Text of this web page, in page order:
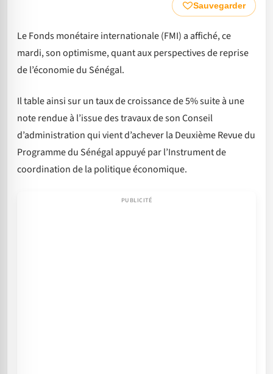
Sauvegarder
Le Fonds monétaire internationale (FMI) a affiché, ce
mardi, son optimisme, quant aux perspectives de reprise
de l’économie du Sénégal.
Il table ainsi sur un taux de croissance de 5% suite à une
note rendue à l’issue des travaux de son Conseil
d’administration qui vient d’achever la Deuxième Revue du
Programme du Sénégal appuyé par l’Instrument de
coordination de la politique économique.